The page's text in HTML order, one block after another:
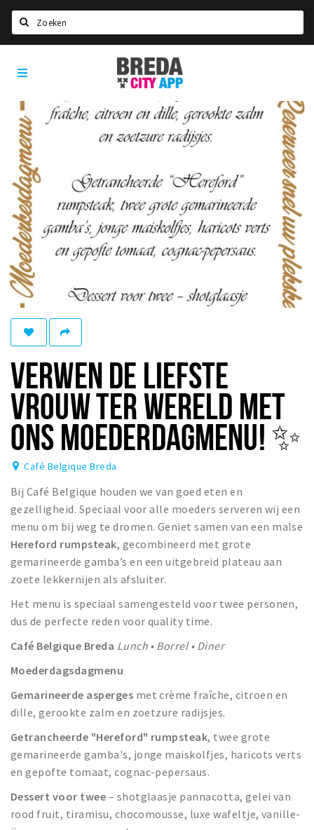
Home
Agenda
Deals
Party pics
Nieuws, interviews & blogs
Eten
Drinken
Slapen
Recreatief
Winkels
Winkelgebieden
Bezienswaardigheden
Musea, theaters & podia
Uitjes & activiteiten
Toeristische routes
Baroniepoorten
Sport
Privacy
Inloggen
Breda
City
App
VERWEN DE LIEFSTE
VROUW TER WERELD MET
ONS MOEDERDAGMENU! ✨
Café Belgique Breda
Bij Café Belgique houden we van goed eten en
gezelligheid. Speciaal voor alle moeders serveren wij een
menu om bij weg te dromen. Geniet samen van een malse
Hereford rumpsteak, gecombineerd met grote
gemarineerde gamba’s en een uitgebreid plateau aan
zoete lekkernijen als afsluiter.
Het menu is speciaal samengesteld voor twee personen,
dus de perfecte reden voor quality time.
Café Belgique Breda Lunch • Borrel • Diner
Moederdagsdagmenu
Gemarineerde asperges met crème fraîche, citroen en
dille, gerookte zalm en zoetzure radijsjes.
Getrancheerde "Hereford" rumpsteak, twee grote
gemarineerde gamba's, jonge maiskolfjes, haricots verts
en gepofte tomaat, cognac-pepersaus.
Dessert voor twee – shotglaasje pannacotta, gelei van
rood fruit, tiramisu, chocomousse, luxe wafeltje, vanille-